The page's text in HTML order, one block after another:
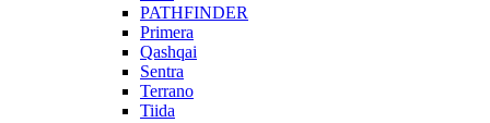
PATHFINDER
Primera
Qashqai
Sentra
Terrano
Tiida